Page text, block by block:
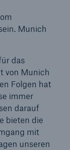
Munich
das
von Munich
Folgen hat
immer
darauf
bieten die
mit
unseren